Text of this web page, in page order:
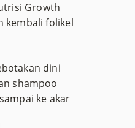
Growth
kembali folikel
dini
shampoo
ke akar